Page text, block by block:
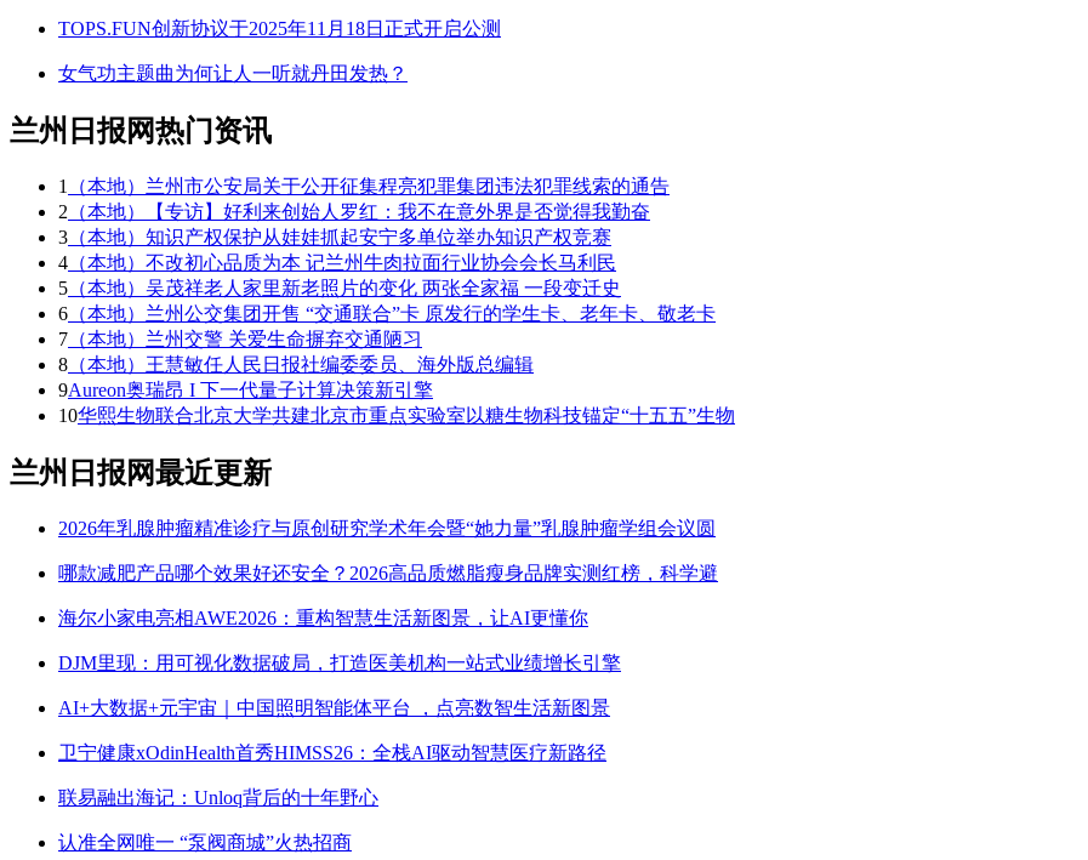
TOPS.FUN创新协议于2025年11月18日正式开启公测
女气功主题曲为何让人一听就丹田发热？
兰州日报网热门资讯
1
（本地）兰州市公安局关于公开征集程亮犯罪集团违法犯罪线索的通告
2 （本地）【专访】好利来创始人罗红：我不在意外界是否觉得我勤奋
3 （本地）知识产权保护从娃娃抓起安宁多单位举办知识产权竞赛
4 （本地）不改初心品质为本 记兰州牛肉拉面行业协会会长马利民
5 （本地）吴茂祥老人家里新老照片的变化 两张全家福 一段变迁史
6 （本地）兰州公交集团开售 “交通联合”卡 原发行的学生卡、老年卡、敬老卡
7 （本地）兰州交警 关爱生命摒弃交通陋习
8 （本地）王慧敏任人民日报社编委委员、海外版总编辑
9Aureon奥瑞昂 I 下一代量子计算决策新引擎
10华熙生物联合北京大学共建北京市重点实验室以糖生物科技锚定“十五五”生物
兰州日报网最近更新
2026年乳腺肿瘤精准诊疗与原创研究学术年会暨“她力量”乳腺肿瘤学组会议圆
​哪款减肥产品哪个效果好还安全？2026高品质燃脂瘦身品牌实测红榜，科学避
海尔小家电亮相AWE2026：重构智慧生活新图景，让AI更懂你
DJM里现：用可视化数据破局，打造医美机构一站式业绩增长引擎
AI+大数据+元宇宙｜中国照明智能体平台 ，点亮数智生活新图景
卫宁健康xOdinHealth首秀HIMSS26：全栈AI驱动智慧医疗新路径
联易融出海记：Unloq背后的十年野心
认准全网唯一 “泵阀商城”火热招商